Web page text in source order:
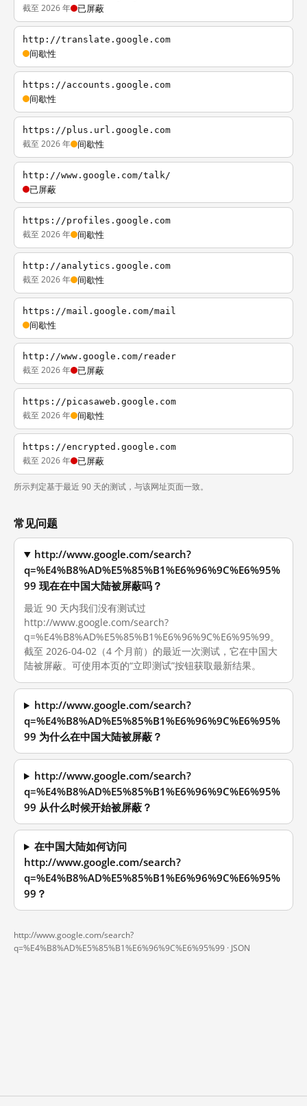
截至 2026 年 已屏蔽
http://translate.google.com
间歇性
https://accounts.google.com
间歇性
https://plus.url.google.com
截至 2026 年 间歇性
http://www.google.com/talk/
已屏蔽
https://profiles.google.com
截至 2026 年 间歇性
http://analytics.google.com
截至 2026 年 间歇性
https://mail.google.com/mail
间歇性
http://www.google.com/reader
截至 2026 年 已屏蔽
https://picasaweb.google.com
截至 2026 年 间歇性
https://encrypted.google.com
截至 2026 年 已屏蔽
所示判定基于最近 90 天的测试，与该网址页面一致。
常见问题
http://www.google.com/search?
q=%E4%B8%AD%E5%85%B1%E6%96%9C%E6%95%
99 现在在中国大陆被屏蔽吗？
最近 90 天内我们没有测试过
http://www.google.com/search?
q=%E4%B8%AD%E5%85%B1%E6%96%9C%E6%95%99。
截至 2026-04-02（4 个月前）的最近一次测试，它在中国大
陆被屏蔽。可使用本页的“立即测试”按钮获取最新结果。
http://www.google.com/search?
q=%E4%B8%AD%E5%85%B1%E6%96%9C%E6%95%
99 为什么在中国大陆被屏蔽？
http://www.google.com/search?
q=%E4%B8%AD%E5%85%B1%E6%96%9C%E6%95%
99 从什么时候开始被屏蔽？
在中国大陆如何访问
http://www.google.com/search?
q=%E4%B8%AD%E5%85%B1%E6%96%9C%E6%95%
99？
http://www.google.com/search?
q=%E4%B8%AD%E5%85%B1%E6%96%9C%E6%95%99 · JSON